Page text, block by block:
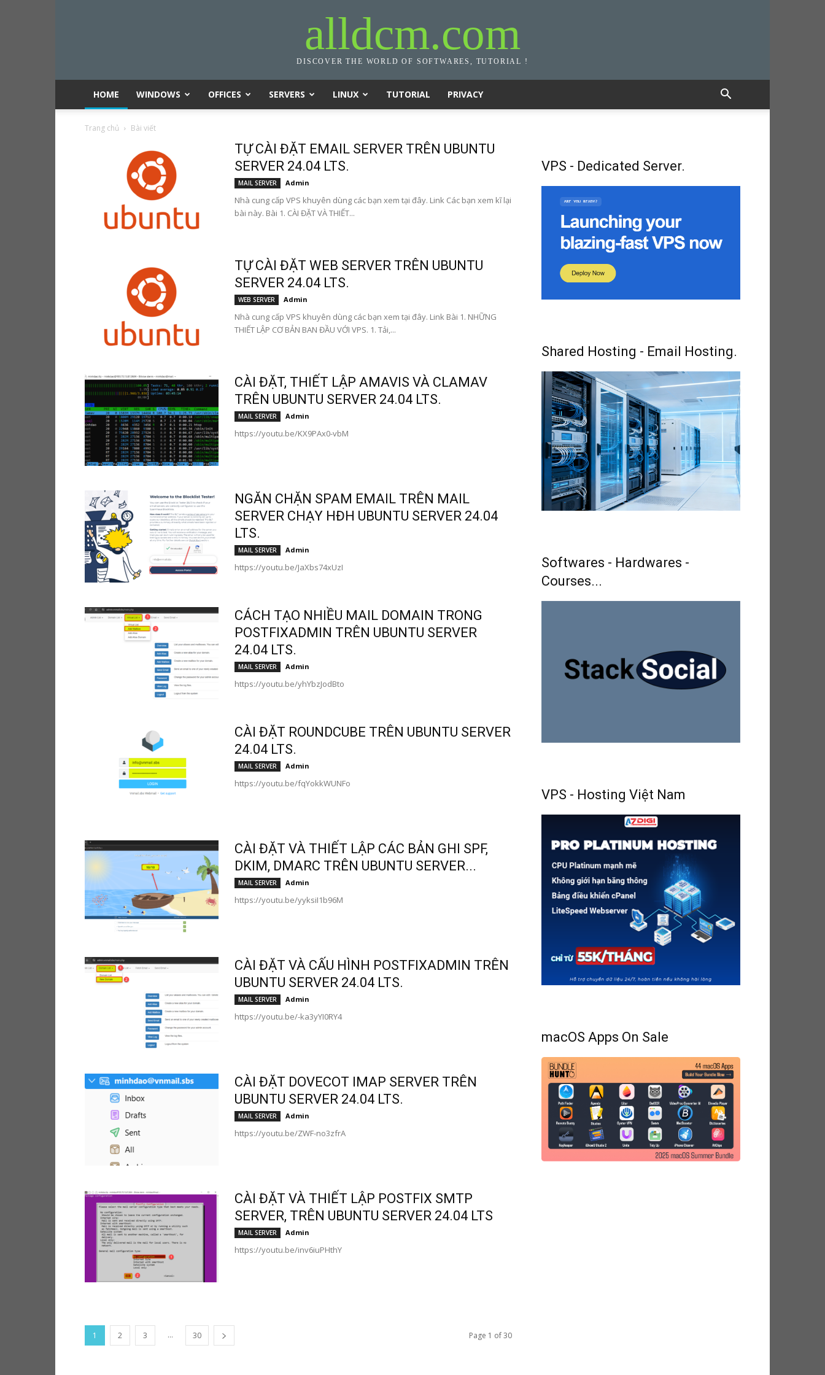
alldcm.com
DISCOVER THE WORLD OF SOFTWARES, TUTORIAL !
HOME WINDOWS OFFICES SERVERS LINUX TUTORIAL PRIVACY
Trang chủ Bài viết
TỰ CÀI ĐẶT EMAIL SERVER TRÊN UBUNTU
SERVER 24.04 LTS.
MAIL SERVER Admin
Nhà cung cấp VPS khuyên dùng các bạn xem tại đây. Link Các bạn xem kĩ lại
bài này. Bài 1. CÀI ĐẶT VÀ THIẾT...
TỰ CÀI ĐẶT WEB SERVER TRÊN UBUNTU
SERVER 24.04 LTS.
WEB SERVER Admin
Nhà cung cấp VPS khuyên dùng các bạn xem tại đây. Link Bài 1. NHỮNG
THIẾT LẬP CƠ BẢN BAN ĐẦU VỚI VPS. 1. Tải,...
CÀI ĐẶT, THIẾT LẬP AMAVIS VÀ CLAMAV
TRÊN UBUNTU SERVER 24.04 LTS.
MAIL SERVER Admin
https://youtu.be/KX9PAx0-vbM
NGĂN CHẶN SPAM EMAIL TRÊN MAIL
SERVER CHẠY HĐH UBUNTU SERVER 24.04
LTS.
MAIL SERVER Admin
https://youtu.be/JaXbs74xUzI
CÁCH TẠO NHIỀU MAIL DOMAIN TRONG
POSTFIXADMIN TRÊN UBUNTU SERVER
24.04 LTS.
MAIL SERVER Admin
https://youtu.be/yhYbzJodBto
CÀI ĐẶT ROUNDCUBE TRÊN UBUNTU SERVER
24.04 LTS.
MAIL SERVER Admin
https://youtu.be/fqYokkWUNFo
CÀI ĐẶT VÀ THIẾT LẬP CÁC BẢN GHI SPF,
DKIM, DMARC TRÊN UBUNTU SERVER...
MAIL SERVER Admin
https://youtu.be/yyksiI1b96M
CÀI ĐẶT VÀ CẤU HÌNH POSTFIXADMIN TRÊN
UBUNTU SERVER 24.04 LTS.
MAIL SERVER Admin
https://youtu.be/-ka3yYI0RY4
CÀI ĐẶT DOVECOT IMAP SERVER TRÊN
UBUNTU SERVER 24.04 LTS.
MAIL SERVER Admin
https://youtu.be/ZWF-no3zfrA
CÀI ĐẶT VÀ THIẾT LẬP POSTFIX SMTP
SERVER, TRÊN UBUNTU SERVER 24.04 LTS
MAIL SERVER Admin
https://youtu.be/inv6iuPHthY
1 2 3 ... 30 Page 1 of 30
VPS - Dedicated Server.
Shared Hosting - Email Hosting.
Softwares - Hardwares -
Courses...
VPS - Hosting Việt Nam
macOS Apps On Sale